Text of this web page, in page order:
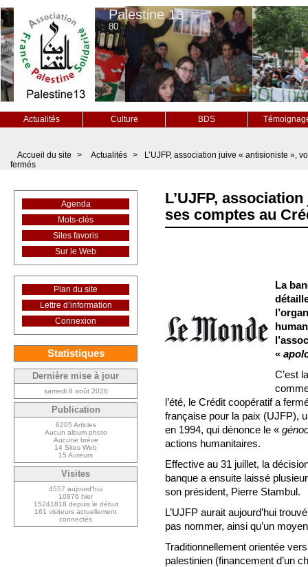
Palestine 13
80
Actualités Culture BDS
Accueil du site > Actualités >
L’UJFP, association juive « antisioniste »,
fermés
L’UJFP,
ses comptes au
La
«
C’est
l’été, le Crédit coopératif a
française pour la paix (UJFP),
en 1994, qui dénonce le «
actions humanitaires.
Effective au 31 juillet, la
banque a ensuite laissé
son président, Pierre Stambul.
L’UJFP aurait aujourd’hui
pas nommer, ainsi qu’un
Traditionnellement orientée
palestinien (financement d’un
Agenda
Mots-clés
Sites favoris
Sur le Web
Plan du site
Lettre d’information
Connexion
Statistiques
Dernière mise à jour
samedi 8 août 2026
Publication
6205 Articles
Aucun album photo
Aucune brève
14 Sites Web
15 Auteurs
Visites
4557 aujourd’hui
10976 hier
15241818 depuis le début
161 visiteurs actuellement
connectés